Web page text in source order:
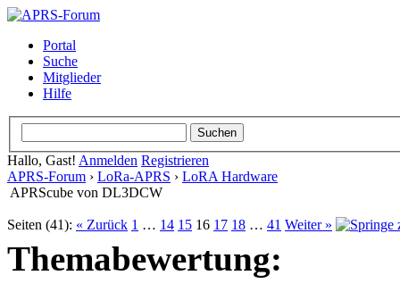
Portal
Suche
Mitglieder
Hilfe
Hallo, Gast! Anmelden Registrieren
APRS-Forum › LoRa-APRS › LoRA Hardware
APRScube von DL3DCW
Seiten (41): « Zurück 1 … 14 15 16 17 18 … 41 Weiter »
Themabewertung: